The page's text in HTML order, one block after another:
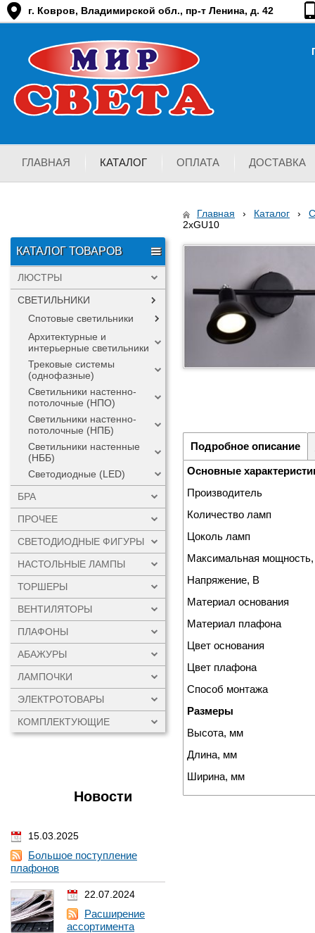
г. Ковров, Владимирской обл., пр-т Ленина, д. 42
ГЛАВНАЯ КАТАЛОГ ОПЛАТА ДОСТАВКА
КАТАЛОГ ТОВАРОВ
ЛЮСТРЫ
СВЕТИЛЬНИКИ
Спотовые светильники
Архитектурные и
интерьерные светильники
Трековые системы
(однофазные)
Светильники настенно-
потолочные (НПО)
Светильники настенно-
потолочные (НПБ)
Светильники настенные
(НББ)
Светодиодные (LED)
БРА
ПРОЧЕЕ
СВЕТОДИОДНЫЕ ФИГУРЫ
НАСТОЛЬНЫЕ ЛАМПЫ
ТОРШЕРЫ
ВЕНТИЛЯТОРЫ
ПЛАФОНЫ
АБАЖУРЫ
ЛАМПОЧКИ
ЭЛЕКТРОТОВАРЫ
КОМПЛЕКТУЮЩИЕ
Новости
15.03.2025
Большое поступление
плафонов
22.07.2024
Расширение
ассортимента
Главная › Каталог ›
2xGU10
Подробное описание
Основные
Производитель
Количество ламп
Цоколь ламп
Максимальная
Напряжение, В
Материал основания
Материал плафона
Цвет основания
Цвет плафона
Способ монтажа
Размеры
Высота, мм
Длина, мм
Ширина, мм